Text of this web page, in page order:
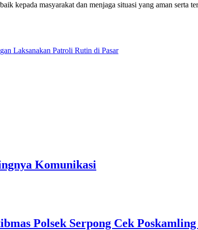
kepada masyarakat dan menjaga situasi yang aman serta
Laksanakan Patroli Rutin di Pasar
Komunikasi
Polsek Serpong Cek